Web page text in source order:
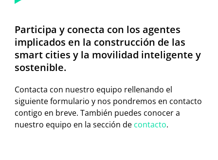
Participa y conecta con los agentes
implicados en la construcción de las
smart cities y la movilidad inteligente y
sostenible.
Contacta con nuestro equipo rellenando el
siguiente formulario y nos pondremos en contacto
contigo en breve. También puedes conocer a
nuestro equipo en la sección de contacto.